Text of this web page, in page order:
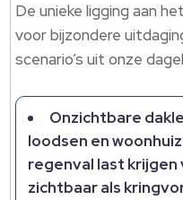
De unieke ligging aan
voor bijzondere
scenario’s uit onze
Onzichtbare
loodsen en
regenval last
zichtbaar als